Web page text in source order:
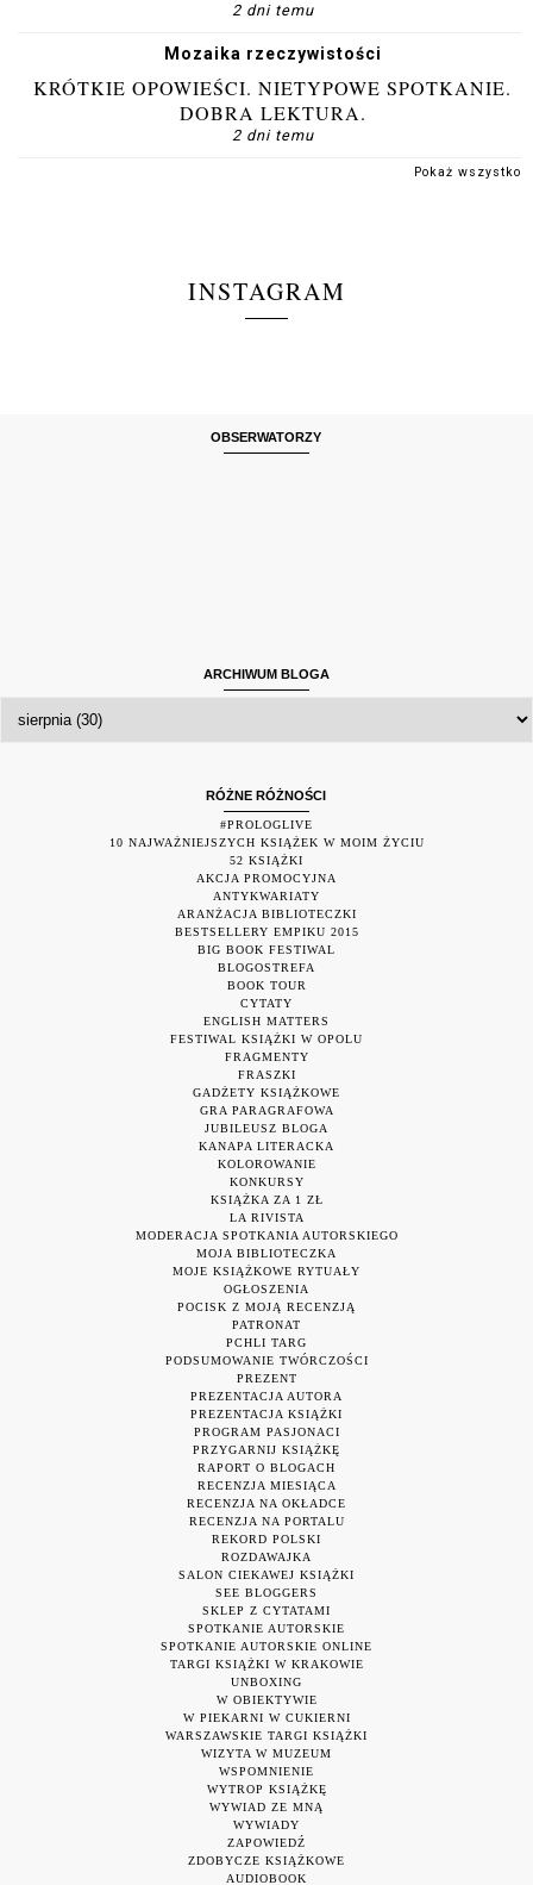
2 dni temu
Mozaika rzeczywistości
KRÓTKIE OPOWIEŚCI. NIETYPOWE SPOTKANIE.
DOBRA LEKTURA.
2 dni temu
Pokaż wszystko
INSTAGRAM
OBSERWATORZY
ARCHIWUM BLOGA
RÓŻNE RÓŻNOŚCI
#PROLOGLIVE
10 NAJWAŻNIEJSZYCH KSIĄŻEK W MOIM ŻYCIU
52 KSIĄŻKI
AKCJA PROMOCYJNA
ANTYKWARIATY
ARANŻACJA BIBLIOTECZKI
BESTSELLERY EMPIKU 2015
BIG BOOK FESTIWAL
BLOGOSTREFA
BOOK TOUR
CYTATY
ENGLISH MATTERS
FESTIWAL KSIĄŻKI W OPOLU
FRAGMENTY
FRASZKI
GADŻETY KSIĄŻKOWE
GRA PARAGRAFOWA
JUBILEUSZ BLOGA
KANAPA LITERACKA
KOLOROWANIE
KONKURSY
KSIĄŻKA ZA 1 ZŁ
LA RIVISTA
MODERACJA SPOTKANIA AUTORSKIEGO
MOJA BIBLIOTECZKA
MOJE KSIĄŻKOWE RYTUAŁY
OGŁOSZENIA
POCISK Z MOJĄ RECENZJĄ
PATRONAT
PCHLI TARG
PODSUMOWANIE TWÓRCZOŚCI
PREZENT
PREZENTACJA AUTORA
PREZENTACJA KSIĄŻKI
PROGRAM PASJONACI
PRZYGARNIJ KSIĄŻKĘ
RAPORT O BLOGACH
RECENZJA MIESIĄCA
RECENZJA NA OKŁADCE
RECENZJA NA PORTALU
REKORD POLSKI
ROZDAWAJKA
SALON CIEKAWEJ KSIĄŻKI
SEE BLOGGERS
SKLEP Z CYTATAMI
SPOTKANIE AUTORSKIE
SPOTKANIE AUTORSKIE ONLINE
TARGI KSIĄŻKI W KRAKOWIE
UNBOXING
W OBIEKTYWIE
W PIEKARNI W CUKIERNI
WARSZAWSKIE TARGI KSIĄŻKI
WIZYTA W MUZEUM
WSPOMNIENIE
WYTROP KSIĄŻKĘ
WYWIAD ZE MNĄ
WYWIADY
ZAPOWIEDŹ
ZDOBYCZE KSIĄŻKOWE
AUDIOBOOK